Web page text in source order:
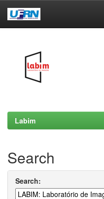
Labim
Search
Search: